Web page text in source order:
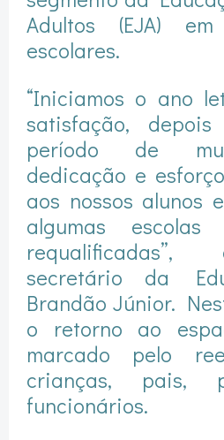
Adultos (EJA)
escolares.
“Iniciamos o ano
satisfação,
período de
dedicação e
aos nossos alunos
algumas
secretário da
Brandão Júnior.
o retorno ao
marcado pelo
crianças, pais,
funcionários.